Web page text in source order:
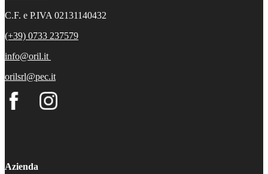
C.F. e P.IVA 02131140432
(+39) 0733 237579
info@oril.it
orilsrl@pec.it
Azienda